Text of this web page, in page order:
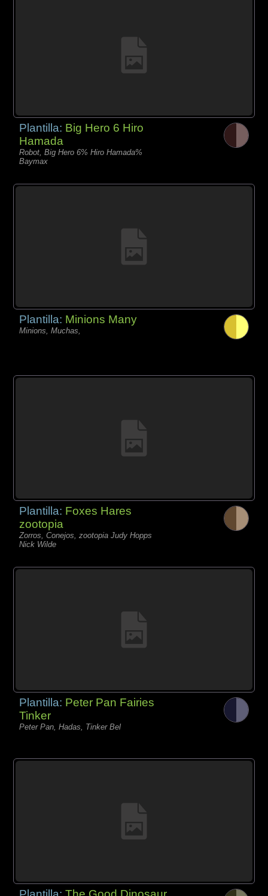
Plantilla: Big Hero 6 Hiro
Hamada
Robot, Big Hero 6% Hiro Hamada%
Baymax
Plantilla: Minions Many
Minions, Muchas,
Plantilla: Foxes Hares
zootopia
Zorros, Conejos, zootopia Judy Hopps
Nick Wilde
Plantilla: Peter Pan Fairies
Tinker
Peter Pan, Hadas, Tinker Bel